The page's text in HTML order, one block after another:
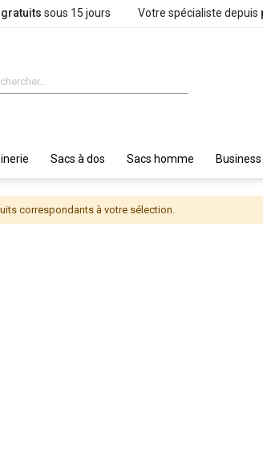
sous 15 jours Votre spécialiste depuis
Sacs à dos Sacs homme Business
correspondants à votre sélection.